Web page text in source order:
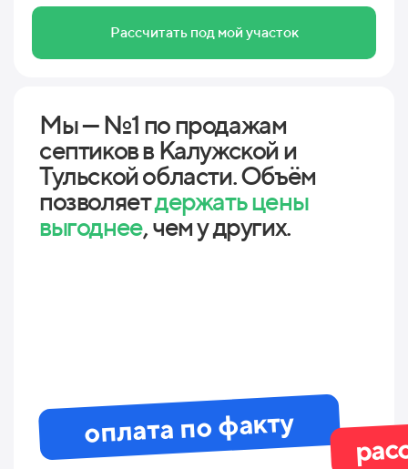
Рассчитать под мой участок
Мы — №1 по продажам
септиков в Калужской и
Тульской области. Объём
позволяетдержать цены
выгоднее, чем у других.
оплата по факту